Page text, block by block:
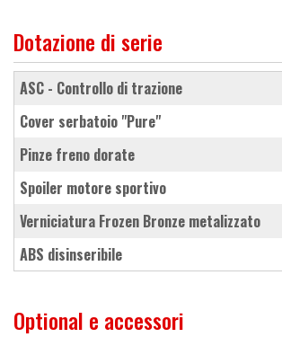
Dotazione di serie
ASC - Controllo di trazione
cover serbatoio "Pure"
pinze freno dorate
spoiler motore sportivo
verniciatura Frozen Bronze metalizzato
ABS disinseribile
Optional e accessori